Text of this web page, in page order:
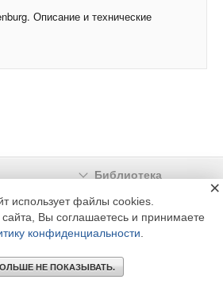
Описание и технические
Библиотека
Реклама
использует файлы cookies.
Вы соглашаетесь и принимаете
конфиденциальности
НЕ ПОКАЗЫВАТЬ.
×